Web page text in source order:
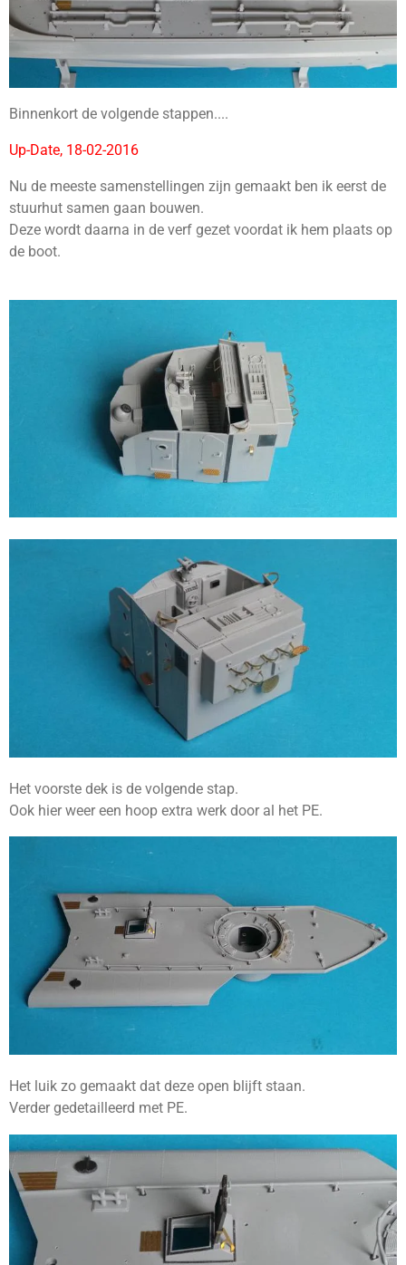
Binnenkort de volgende stappen....
Up-Date, 18-02-2016
Nu de meeste samenstellingen zijn gemaakt ben ik eerst de
stuurhut samen gaan bouwen.
Deze wordt daarna in de verf gezet voordat ik hem plaats op
de boot.
Het voorste dek is de volgende stap.
Ook hier weer een hoop extra werk door al het PE.
Het luik zo gemaakt dat deze open blijft staan.
Verder gedetailleerd met PE.